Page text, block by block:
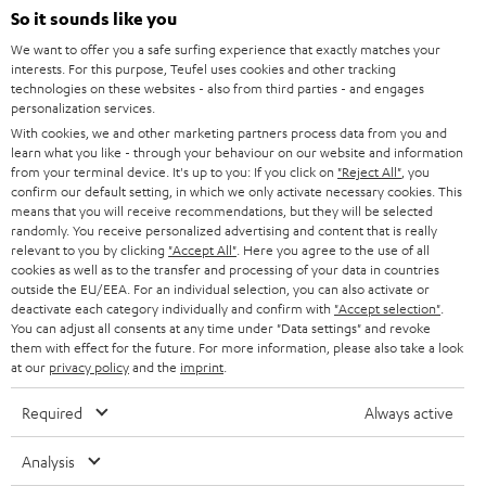
e
l
d
u
n
g
HEIMKINO
HEIMKINO-KOMPLETTANLAGEN
SOUNDBARS
STEREO
SMART HOME
BLUETOOTH-LAUTSPRECHER
KOPFHÖRER
BLUETOOTH-KOPFHÖRER
LAUTSPRECHER
Unternehmen
SUPPORT
PRESSE & MARKETING
GESCHÄFTSKUNDEN
PARTNERPROGRAMM
BLOG
NEWSLETTER
STORES
DEINE VORTEILE BEI TEUFEL
Teufel Onlineshops
DEUTSCHLAND
ÖSTERREICH
SCHWEIZ
NIEDERLANDE
BELGIEN
So it sounds like you
We want to offer you a safe surfing experience that exactly matches your
interests. For this purpose, Teufel uses cookies and other tracking
technologies on these websites - also from third parties - and engages
personalization services.
With cookies, we and other marketing partners process data from you and
learn what you like - through your behaviour on our website and information
from your terminal device. It's up to you: If you click on "Reject All" , you
confirm our default setting, in which we only activate necessary cookies. This
means that you will receive recommendations, but they will be selected
randomly. You receive personalized advertising and content that is really
relevant to you by clicking "Accept All" . Here you agree to the use of all
cookies as well as to the transfer and processing of your data in countries
outside the EU/EEA. For an individual selection, you can also activate or
deactivate each category individually and confirm with "Accept selection"
You can adjust all consents at any time under "Data settings" and revoke
them with effect for the future. For more information, please also take a look
at our privacy policyand the imprint
Required Always active
Analysis